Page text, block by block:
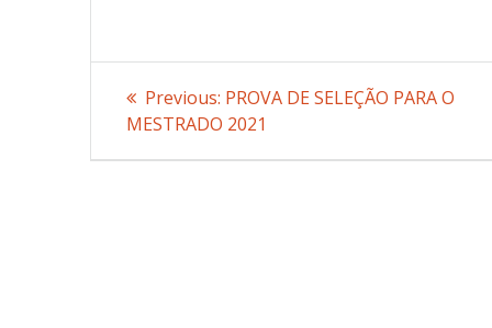
Post
navigation
Previous: Previous
post:
PROVA DE SELEÇÃO PARA O
MESTRADO 2021